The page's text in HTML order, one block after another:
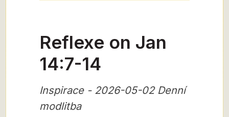
Reflexe on Jan
14:7-14
Inspirace - 2026-05-02 Denní
modlitba